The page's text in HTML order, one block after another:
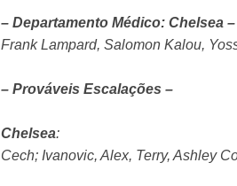
– Departamento Médico: Chelsea –
Frank Lampard, Salomon Kalou,
– Prováveis Escalações –
Chelsea:
Cech; Ivanovic, Alex, Terry, Ashley